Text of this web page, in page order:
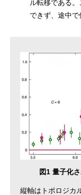
ル転移である
できず、途中で
図1 量子化
縦軸はトポロジカ